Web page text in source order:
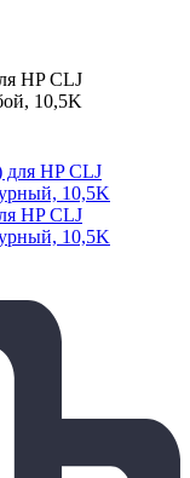
HP CLJ
10,5K
HP CLJ
10,5K